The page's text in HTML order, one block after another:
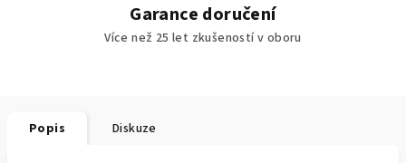
Garance doručení
Více než 25 let zkušeností v oboru
Popis Diskuze